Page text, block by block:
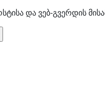
და ვებ-გვერდის